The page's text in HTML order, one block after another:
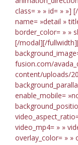
class= » » id= » »]
name= »detail »
border_color= » »
[/modal][/
fusion.com/
content/uploads/
enable_mobile=
video_mp4= » »
overlay_color= » »